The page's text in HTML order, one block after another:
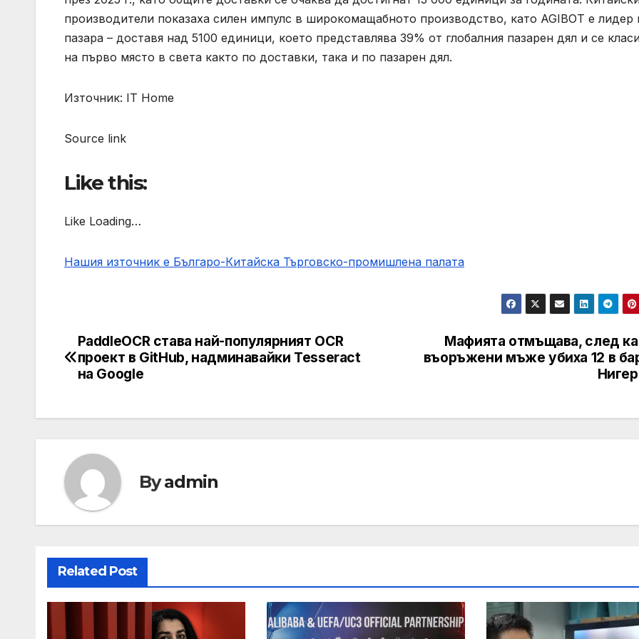
производители показаха силен импулс в широкомащабното производство, като AGIBOT е лидер
пазара – доставя над 5100 единици, което представлява 39% от глобалния пазарен дял и се
на първо място в света както по доставки, така и по пазарен дял.
Източник: IT Home
Source link
Like this:
Like Loading…
Нашия източник е Българо-Китайска Търговско-промишлена палaта
Post
navigation
Мафията отмъщава, след
въоръжени мъже убиха 12 в
PaddleOCR става най-популярният OCR
проект в GitHub, надминавайки Tesseract
на Google
Byadmin
Related Post